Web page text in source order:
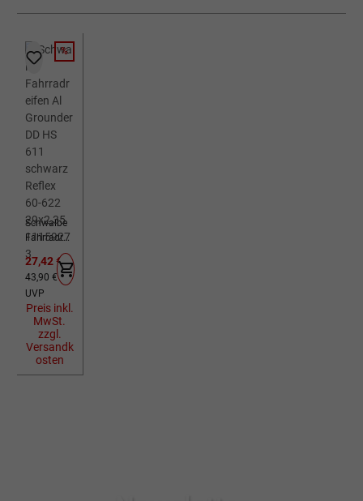
RABATT
%
Schwalbe
Fahrradreif
en Al
Grounder
DD HS 611
schwarz
Reflex 60-
622
29x2,35
11159273
Verkaufspreis:
27,42 €
Regulärer Preis:
43,90 €
UVP
Preis inkl.
MwSt.
zzgl.
Versandk
osten